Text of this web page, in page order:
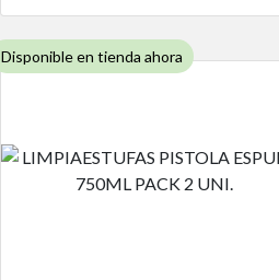
Disponible en tienda ahora